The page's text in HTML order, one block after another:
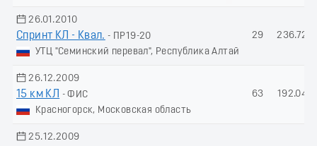
26.01.2010
Спринт КЛ - Квал. - ПР19-20
УТЦ "Семинский перевал", Республика Алтай
29 236.72
26.12.2009
15 км КЛ
- ФИС
Красногорск, Московская область
63 192.04
25.12.2009